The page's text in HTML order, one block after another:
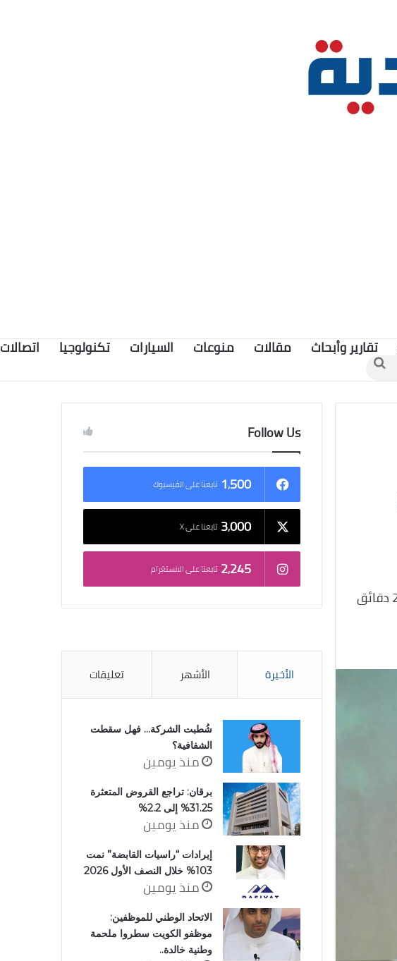
تقارير وأبحاث مقالات منوعات السيارات تكنولوجيا اتصالات
بحث
عن
Follow Us
1٬500 تابعنا على الفيسبوك
3٬000 تابعنا على X
2٬245 تابعنا على الانستغرام
الأخيرة الأشهر تعليقات
شُطبت الشركة… فهل سقطت
الشفافية؟
منذ يومين
برقان: تراجع القروض المتعثرة
31.25% إلى 2.2%
منذ يومين
إيرادات “راسيات القابضة” نمت
103% خلال النصف الأول 2026
منذ يومين
الاتحاد الوطني للموظفين:
موظفو الكويت سطروا ملحمة
وطنية خالدة..